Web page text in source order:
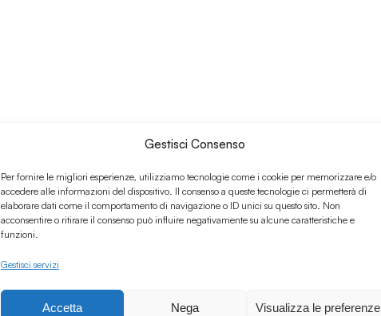
Gestisci Consenso
Per fornire le migliori esperienze, utilizziamo tecnologie come i cookie per memorizzare e/o
accedere alle informazioni del dispositivo. Il consenso a queste tecnologie ci permetterà di
elaborare dati come il comportamento di navigazione o ID unici su questo sito. Non
acconsentire o ritirare il consenso può influire negativamente su alcune caratteristiche e
funzioni.
Gestisci servizi
Accetta Nega Visualizza le preferenze